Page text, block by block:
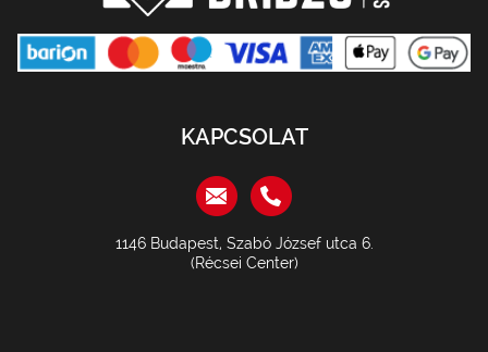
KAPCSOLAT
1146 Budapest, Szabó József utca 6.
(Récsei Center)